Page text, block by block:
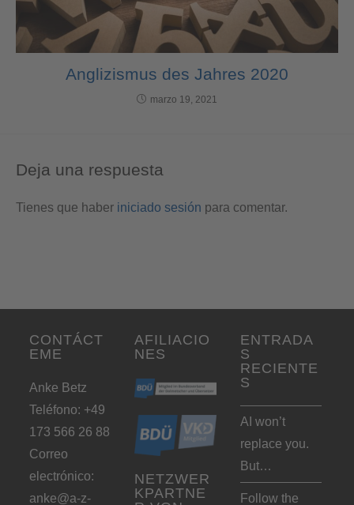
Anglizismus des Jahres 2020
marzo 19, 2021
Deja una respuesta
Tienes que haber iniciado sesión para comentar.
CONTÁCT
EME
Anke Betz
Teléfono: +49
173 566 26 88
Correo
electrónico:
anke@a-z-
AFILIACIO
NES
NETZWER
KPARTNE
ENTRADA
S
RECIENTE
S
AI won’t
replace you.
But…
Follow the